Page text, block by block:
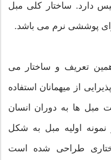
دارد. ساختار کلی مبل
پوششی نرم می باشد.
تعریف و ساختار می
از میهمانان استفاده
مبل ها به دوران انسان
اولیه مبل به شکل
طراحی شده است